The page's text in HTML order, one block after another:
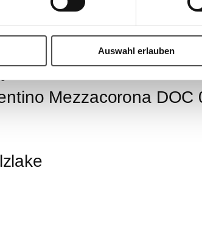
Auswahl erlauben
Trentino
Mezzacorona DOC